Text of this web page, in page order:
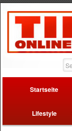
Startseite
Lifestyle